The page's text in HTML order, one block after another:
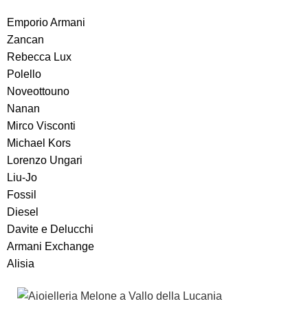
Emporio Armani
Zancan
Rebecca Lux
Polello
Noveottouno
Nanan
Mirco Visconti
Michael Kors
Lorenzo Ungari
Liu-Jo
Fossil
Diesel
Davite e Delucchi
Armani Exchange
Alisia